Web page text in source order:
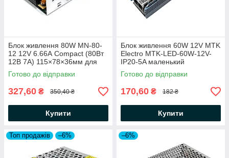
Блок живлення 80W MN-80-
12 12V 6.66А Compact (80Вт
12В 7А) 115×78×36мм для
світлодіодної LED стрічки,
модулів, лінійок
Готово до відправки
327,60 ₴ 350,40 ₴
Купити
Блок живлення 60W 12V MTK
Electro MTK-LED-60W-12V-
IP20-5A маленький
122х36х22мм (60Вт 12В 5А)
для світлодіодної LED стрічки
Готово до відправки
170,60 ₴ 182 ₴
Купити
Топ продажів –6% –6%